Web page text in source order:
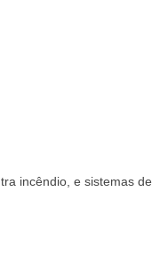
incêndio, e sistemas de